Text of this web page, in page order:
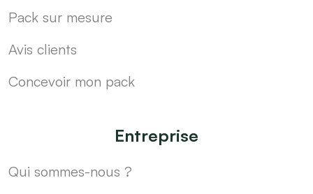
Pack sur mesure
Avis clients
Concevoir mon pack
Entreprise
Qui sommes-nous ?